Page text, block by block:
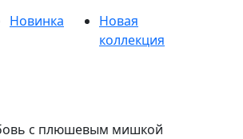
Новинка
Новая
коллекция
с плюшевым мишкой